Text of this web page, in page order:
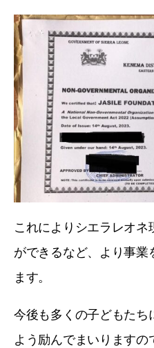
これによりシエラレオ
ができるなど、より事業
ます。
今後も多くの子どもたち
よう励んでまいります